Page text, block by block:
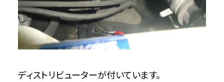
ディストリビューターが付いています。